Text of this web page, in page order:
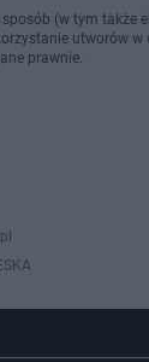
(w tym
utworów
prawnie.